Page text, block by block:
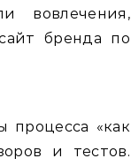
вовлечения,
бренда по
процесса «как
и тестов.